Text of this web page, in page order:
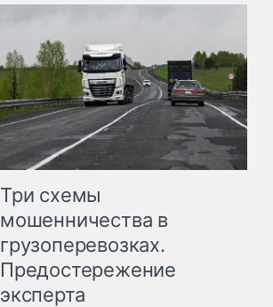
Три схемы
мошенничества в
грузоперевозках.
Предостережение
эксперта